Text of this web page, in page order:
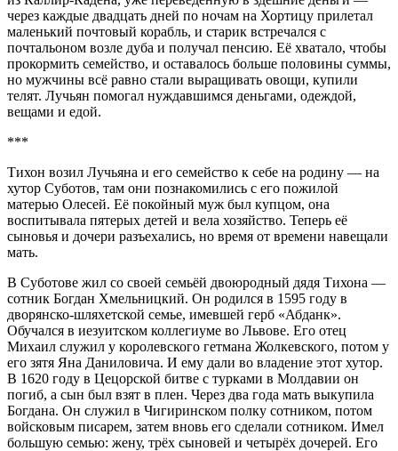
через каждые двадцать дней по ночам на Хортицу прилетал
маленький почтовый корабль, и старик встречался с
почтальоном возле дуба и получал пенсию. Её хватало, чтобы
прокормить семейство, и оставалось больше половины суммы,
но мужчины всё равно стали выращивать овощи, купили
телят. Лучьян помогал нуждавшимся деньгами, одеждой,
вещами и едой.
***
Тихон возил Лучьяна и его семейство к себе на родину — на
хутор Суботов, там они познакомились с его пожилой
матерью Олесей. Её покойный муж был купцом, она
воспитывала пятерых детей и вела хозяйство. Теперь её
сыновья и дочери разъехались, но время от времени навещали
мать.
В Суботове жил со своей семьёй двоюродный дядя Тихона —
сотник Богдан Хмельницкий. Он родился в 1595 году в
дворянско-шляхетской семье, имевшей герб «Абданк».
Обучался в иезуитском коллегиуме во Львове. Его отец
Михаил служил у королевского гетмана Жолкевского, потом у
его зятя Яна Даниловича. И ему дали во владение этот хутор.
В 1620 году в Цецорской битве с турками в Молдавии он
погиб, а сын был взят в плен. Через два года мать выкупила
Богдана. Он служил в Чигиринском полку сотником, потом
войсковым писарем, затем вновь его сделали сотником. Имел
большую семью: жену, трёх сыновей и четырёх дочерей. Его